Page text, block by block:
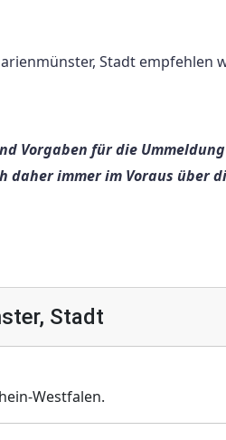
Stadt empfehlen
Vorgaben für die
immer im Voraus über
Stadt
Westfalen.